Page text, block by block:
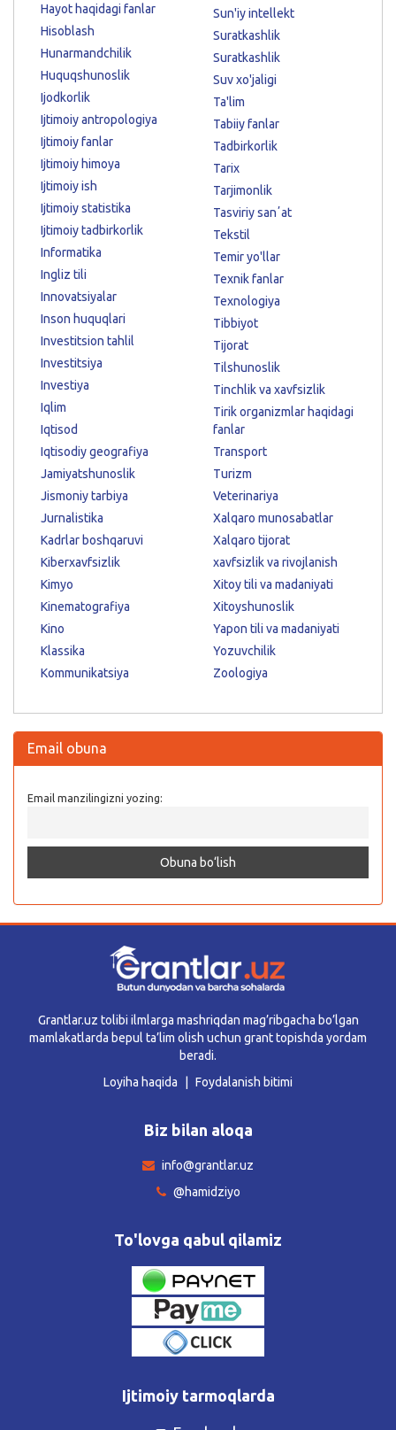
Hayot haqidagi fanlar
Hisoblash
Hunarmandchilik
Huquqshunoslik
Ijodkorlik
Ijtimoiy antropologiya
Ijtimoiy fanlar
Ijtimoiy himoya
Ijtimoiy ish
Ijtimoiy statistika
Ijtimoiy tadbirkorlik
Informatika
Ingliz tili
Innovatsiyalar
Inson huquqlari
Investitsion tahlil
Investitsiya
Investiya
Iqlim
Iqtisod
Iqtisodiy geografiya
Jamiyatshunoslik
Jismoniy tarbiya
Jurnalistika
Kadrlar boshqaruvi
Kiberxavfsizlik
Kimyo
Kinematografiya
Kino
Klassika
Kommunikatsiya
Sun'iy intellekt
Suratkashlik
Suratkashlik
Suv xo'jaligi
Ta'lim
Tabiiy fanlar
Tadbirkorlik
Tarix
Tarjimonlik
Tasviriy sanʼat
Tekstil
Temir yo'llar
Texnik fanlar
Texnologiya
Tibbiyot
Tijorat
Tilshunoslik
Tinchlik va xavfsizlik
Tirik organizmlar haqidagi
fanlar
Transport
Turizm
Veterinariya
Xalqaro munosabatlar
Xalqaro tijorat
xavfsizlik va rivojlanish
Xitoy tili va madaniyati
Xitoyshunoslik
Yapon tili va madaniyati
Yozuvchilik
Zoologiya
Email obuna
Email manzilingizni yozing:
Grantlar.uz tolibi ilmlarga mashriqdan mag’ribgacha bo’lgan
mamlakatlarda bepul ta’lim olish uchun grant topishda yordam
beradi.
Loyiha haqida
Foydalanish bitimi
Biz bilan aloqa
info@grantlar.uz
@hamidziyo
To'lovga qabul qilamiz
Ijtimoiy tarmoqlarda